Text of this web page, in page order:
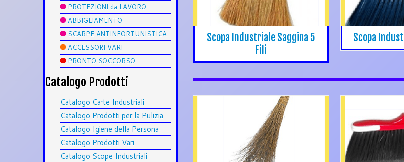
PROTEZIONI da LAVORO
ABBIGLIAMENTO
SCARPE ANTINFORTUNISTICA
ACCESSORI VARI
PRONTO SOCCORSO
Catalogo Prodotti
Catalogo Carte Industriali
Catalogo Prodotti per la Pulizia
Catalogo Igiene della Persona
Catalogo Prodotti Vari
Catalogo Scope Industriali
Scopa Industriale Saggina 5
Fili
Scopa